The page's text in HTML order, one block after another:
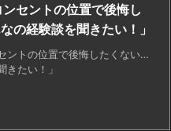
セントの位置で後悔し
の経験談を聞きたい！」
ントの位置で後悔したくない…
きたい！」